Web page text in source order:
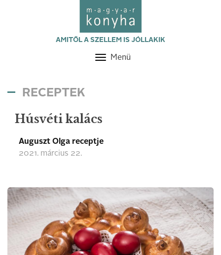
AMITŐL A SZELLEM IS JÓLLAKIK
Toggle
Menü
RECEPTEK
Húsvéti kalács
Auguszt Olga receptje
2021. március 22.